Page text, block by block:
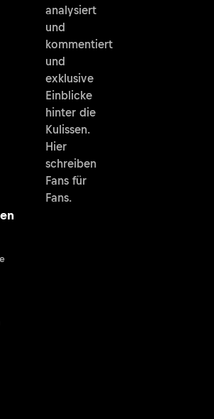
analysiert
und
kommentiert
und
exklusive
Einblicke
hinter die
Kulissen.
Hier
schreiben
Fans für
Fans.